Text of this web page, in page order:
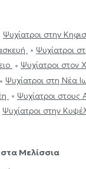
Ψυχίατροι στην
Ψυχίατροι
Ψυχίατροι στον
Ψυχίατροι στη Νέα
Ψυχίατροι στους
Ψυχίατροι στην
Μελίσσια